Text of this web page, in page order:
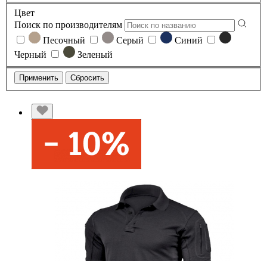
Цвет
Поиск по производителям
Песочный
Серый
Синий
Черный
Зеленый
Применить Сбросить